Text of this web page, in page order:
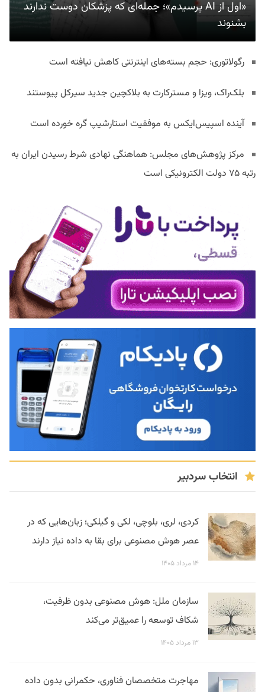
«اول از AI پرسیدم»؛ جمله‌ای که پزشکان دوست ندارند
بشنوند
رگولاتوری: حجم بسته‌های اینترنتی کاهش نیافته است
بلک‌راک، ویزا و مسترکارت به بلاکچین جدید سیرکل پیوستند
آینده اسپیس‌ایکس به موفقیت استارشیپ گره خورده است
مرکز پژوهش‌های مجلس: هماهنگی نهادی شرط رسیدن ایران به
رتبه ۷۵ دولت الکترونیکی است
انتخاب سردبیر
کردی، لری، بلوچی، لکی و گیلکی؛ زبان‌هایی که در
عصر هوش مصنوعی برای بقا به داده نیاز دارند
۱۴ مرداد ۱۴۰۵
سازمان ملل: هوش مصنوعی بدون ظرفیت،
شکاف توسعه را عمیق‌تر می‌کند
۱۳ مرداد ۱۴۰۵
مهاجرت متخصصان فناوری، حکمرانی بدون داده